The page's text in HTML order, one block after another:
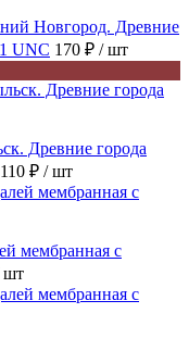
Новгород. Древние
UNC 170 ₽ / шт
Древние города
110 ₽ / шт
мембранная с
шт